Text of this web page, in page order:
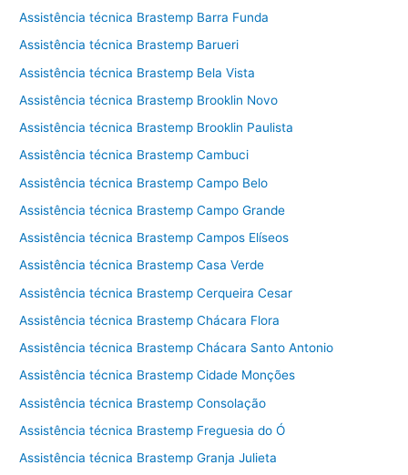
Assistência técnica Brastemp Barra Funda
Assistência técnica Brastemp Barueri
Assistência técnica Brastemp Bela Vista
Assistência técnica Brastemp Brooklin Novo
Assistência técnica Brastemp Brooklin Paulista
Assistência técnica Brastemp Cambuci
Assistência técnica Brastemp Campo Belo
Assistência técnica Brastemp Campo Grande
Assistência técnica Brastemp Campos Elíseos
Assistência técnica Brastemp Casa Verde
Assistência técnica Brastemp Cerqueira Cesar
Assistência técnica Brastemp Chácara Flora
Assistência técnica Brastemp Chácara Santo Antonio
Assistência técnica Brastemp Cidade Monções
Assistência técnica Brastemp Consolação
Assistência técnica Brastemp Freguesia do Ó
Assistência técnica Brastemp Granja Julieta